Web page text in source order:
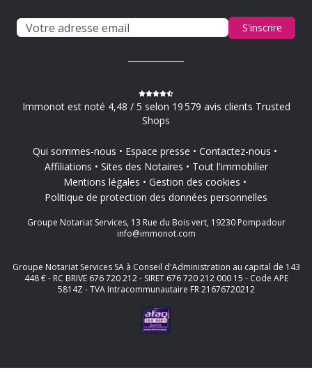
S'inscrire
Immonot est noté 4,48 / 5 selon 19 579 avis clients Trusted
Shops
Qui sommes-nous Espace presse
Contactez-nous
Affiliations
Sites des Notaires
Tout l'immobilier
Mentions légales
Gestion des cookies
Politique de protection des données personnelles
Groupe Notariat Services, 13 Rue du Bois vert, 19230 Pompadour
info@immonot.com
Groupe Notariat Services SA à Conseil d'Administration au capital de 143
448 € - RC BRIVE 676 720 212 - SIRET 676 720 212 000 15 - Code APE
5814Z - TVA Intracommunautaire FR 21676720212